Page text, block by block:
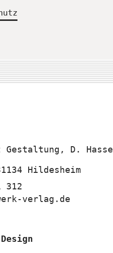
Gestaltung, D. Hasse
Hildesheim
312
verlag.de